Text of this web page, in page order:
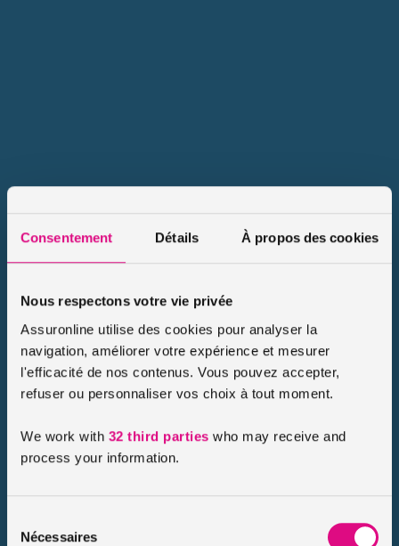
Consentement Détails À propos des cookies
Nous respectons votre vie privée
Assuronline utilise des cookies pour analyser la
navigation, améliorer votre expérience et mesurer
l'efficacité de nos contenus. Vous pouvez accepter,
refuser ou personnaliser vos choix à tout moment.
We work with 32 third parties who may receive and
process your information.
Nécessaires